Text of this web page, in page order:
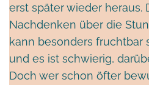
erst später wieder heraus.
Nachdenken über die
kann besonders fruchtbar
und es ist schwierig,
Doch wer schon öfter